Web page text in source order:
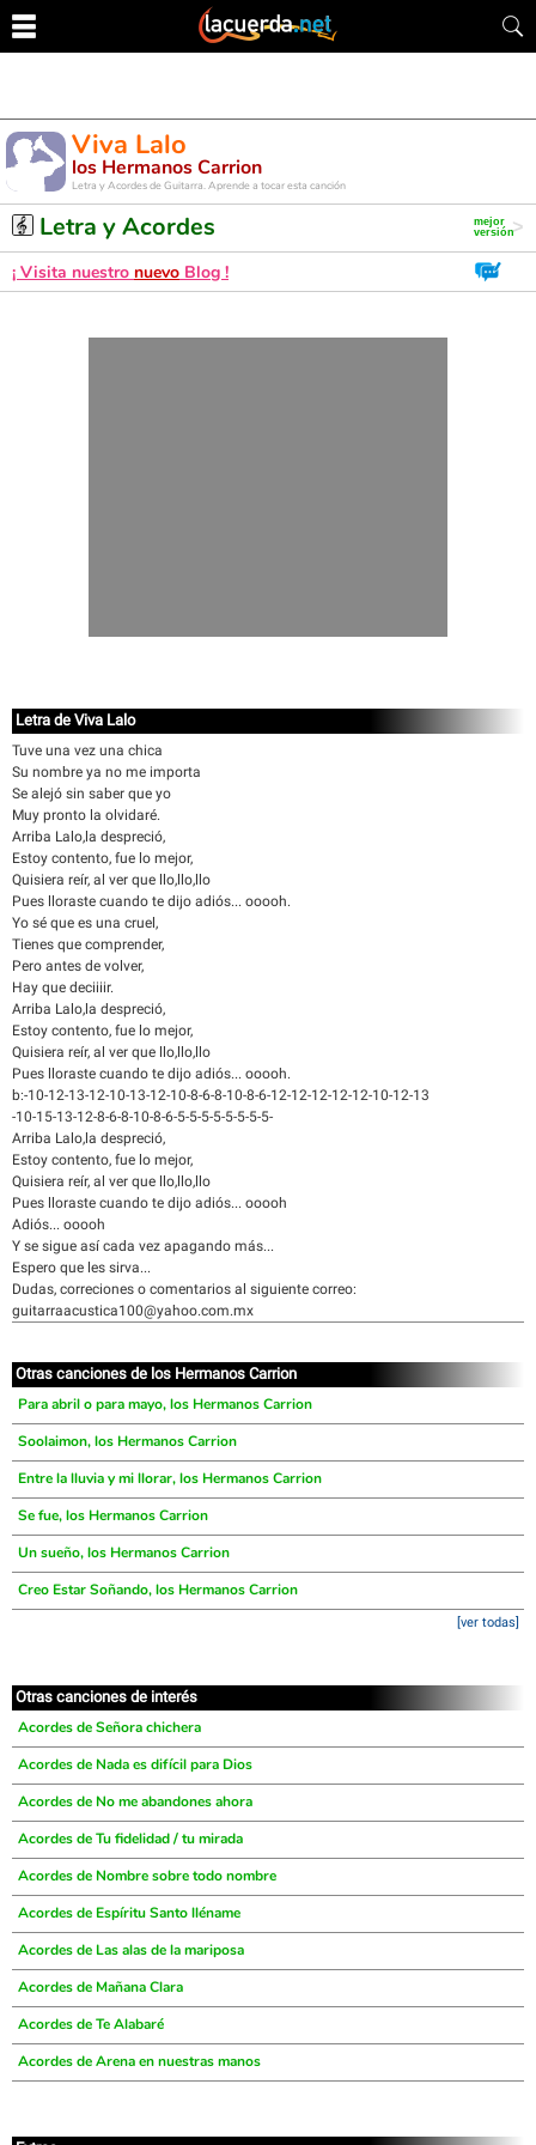
Viva Lalo
los Hermanos Carrion
Letra y Acordes de Guitarra. Aprende a tocar esta canción
Letra y Acordes
¡ Visita nuestro nuevo Blog !
Letra de Viva Lalo
Tuve una vez una chica
Su nombre ya no me importa
Se alejó sin saber que yo
Muy pronto la olvidaré.
Arriba Lalo,la despreció,
Estoy contento, fue lo mejor,
Quisiera reír, al ver que llo,llo,llo
Pues lloraste cuando te dijo adiós... ooooh.
Yo sé que es una cruel,
Tienes que comprender,
Pero antes de volver,
Hay que deciiiir.
Arriba Lalo,la despreció,
Estoy contento, fue lo mejor,
Quisiera reír, al ver que llo,llo,llo
Pues lloraste cuando te dijo adiós... ooooh.
b:-10-12-13-12-10-13-12-10-8-6-8-10-8-6-12-12-12-12-12-10-12-13
-10-15-13-12-8-6-8-10-8-6-5-5-5-5-5-5-5-5-
Arriba Lalo,la despreció,
Estoy contento, fue lo mejor,
Quisiera reír, al ver que llo,llo,llo
Pues lloraste cuando te dijo adiós... ooooh
Adiós... ooooh
Y se sigue así cada vez apagando más...
Espero que les sirva...
Dudas, correciones o comentarios al siguiente correo:
guitarraacustica100@yahoo.com.mx
Otras canciones de los Hermanos Carrion
Para abril o para mayo, los Hermanos Carrion
Soolaimon, los Hermanos Carrion
Entre la lluvia y mi llorar, los Hermanos Carrion
Se fue, los Hermanos Carrion
Un sueño, los Hermanos Carrion
Creo Estar Soñando, los Hermanos Carrion
[ver todas]
Otras canciones de interés
Acordes de Señora chichera
Acordes de Nada es difícil para Dios
Acordes de No me abandones ahora
Acordes de Tu fidelidad / tu mirada
Acordes de Nombre sobre todo nombre
Acordes de Espíritu Santo lléname
Acordes de Las alas de la mariposa
Acordes de Mañana Clara
Acordes de Te Alabaré
Acordes de Arena en nuestras manos